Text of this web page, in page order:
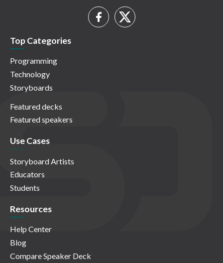
Top Categories
Programming
Technology
Storyboards
Featured decks
Featured speakers
Use Cases
Storyboard Artists
Educators
Students
Resources
Help Center
Blog
Compare Speaker Deck